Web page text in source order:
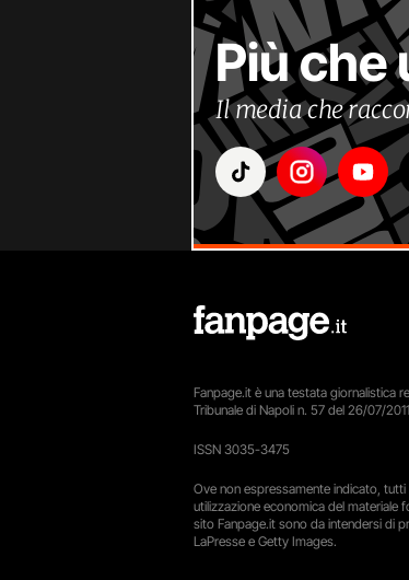
Più che
Il media che
Fanpage.it è una testata giornalistica
Tribunale di Napoli n. 57 del 26/07/
ISSN 3035-3475
Ove non espressamente indicato,
utilizzazione economica del materiale
sito Fanpage.it sono da intendersi di
LaPresse e Getty Images.